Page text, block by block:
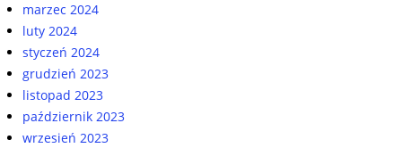
marzec 2024
luty 2024
styczeń 2024
grudzień 2023
listopad 2023
październik 2023
wrzesień 2023